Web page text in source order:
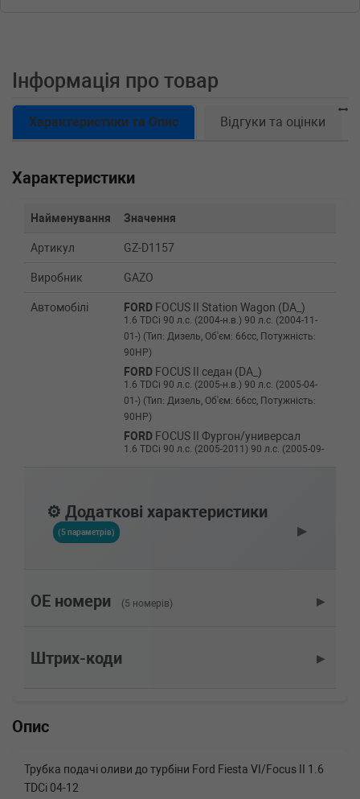
Інформація про товар
Характеристики та Опис Відгуки та оцінки
Характеристики
Найменування Значення
Артикул GZ-D1157
Виробник GAZO
Автомобілі FORD FOCUS II Station Wagon (DA_)
1.6 TDCi 90 л.с. (2004-н.в.) 90 л.с. (2004-11-
01-) (Тип: Дизель, Об'єм: 66cc, Потужність:
90HP)
FORD FOCUS II седан (DA_)
1.6 TDCi 90 л.с. (2005-н.в.) 90 л.с. (2005-04-
01-) (Тип: Дизель, Об'єм: 66cc, Потужність:
90HP)
FORD FOCUS II Фургон/универсал
1.6 TDCi 90 л.с. (2005-2011) 90 л.с. (2005-09-
1.6 TDCi 90 л.с. (2005-2007) 90 л.с. (2005-02-
01-2007-03-01) (Тип: Дизель, Об'єм: 66cc,
90HP)
⚙️ Додаткові характеристики
(5 параметрів) ▶
OE номери (5 номерів) ▶
Штрих-коди ▶
Опис
Трубка подачі оливи до турбіни Ford Fiesta VI/Focus II 1.6
TDCi 04-12